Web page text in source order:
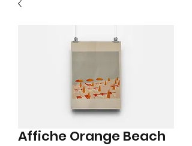
Affiche Orange Beach